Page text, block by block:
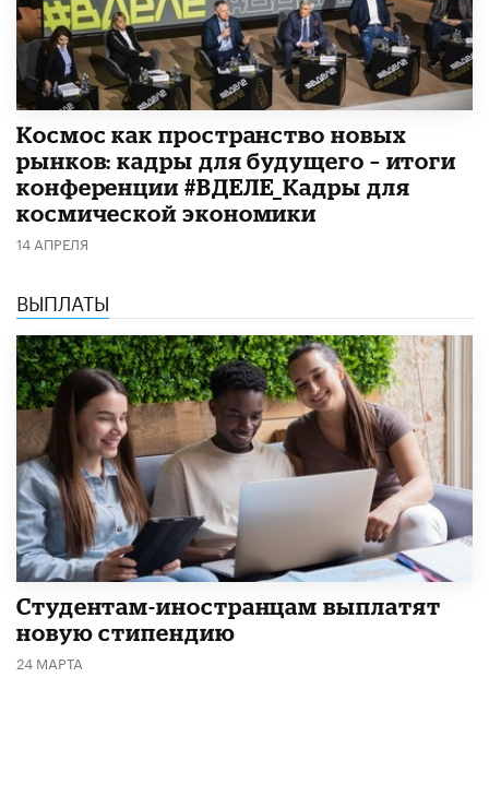
Космос как пространство новых
рынков: кадры для будущего – итоги
конференции #ВДЕЛЕ_Кадры для
космической экономики
14 АПРЕЛЯ
ВЫПЛАТЫ
Студентам-иностранцам выплатят
новую стипендию
24 МАРТА